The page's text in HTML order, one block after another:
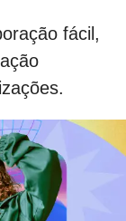
fácil,